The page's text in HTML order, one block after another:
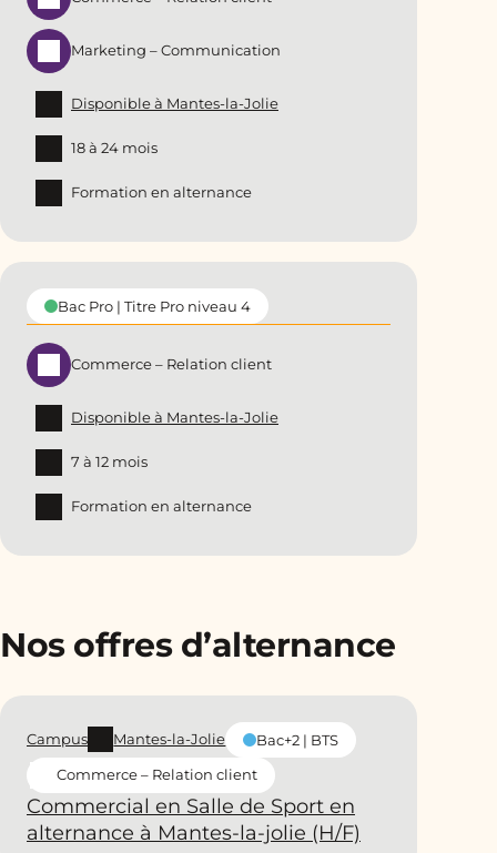
Marketing – Communication
Disponible à Mantes-la-Jolie
18 à 24 mois
Formation en alternance
Bac Pro | Titre Pro niveau 4
Commerce – Relation client
Disponible à Mantes-la-Jolie
7 à 12 mois
Formation en alternance
Nos offres d’alternance
Commercial en Salle de Sport en
alternance à Mantes-la-jolie (H/F)
Campus Mantes-la-Jolie
Bac+2 | BTS
Commerce – Relation client